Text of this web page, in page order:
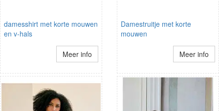
damesshirt met korte mouwen
en v-hals
Meer info
Damestruitje met korte
mouwen
Meer info